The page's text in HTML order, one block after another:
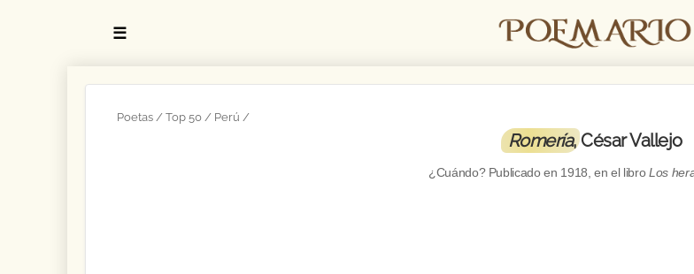
☰
Poetas Top 50 Perú
Romería, César Vallejo
¿Cuándo? Publicado en 1918 , en el libroLos